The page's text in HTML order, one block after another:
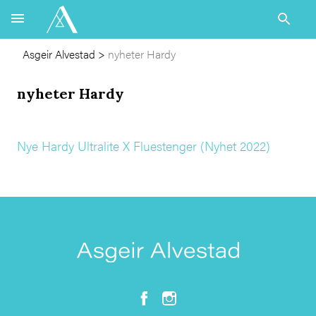
Asgeir Alvestad > nyheter Hardy
nyheter Hardy
Nye Hardy Ultralite X Fluestenger (Nyhet 2022)